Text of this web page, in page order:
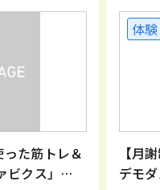
った筋トレ＆
クス」
体験
【月
デモ